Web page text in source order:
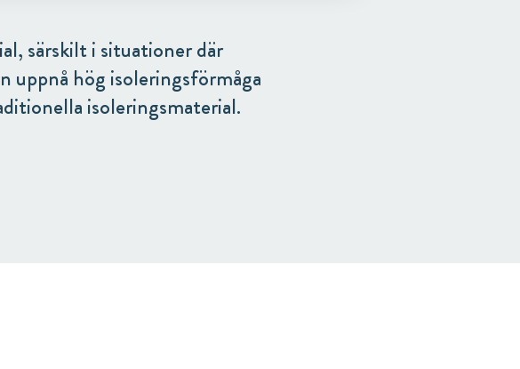
särskilt i situationer där
uppnå hög isoleringsförmåga
isoleringsmaterial.